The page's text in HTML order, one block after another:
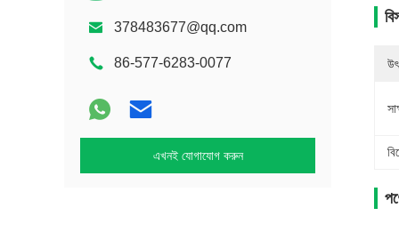
378483677@qq.com
86-577-6283-0077
এখনই যোগাযোগ করুন